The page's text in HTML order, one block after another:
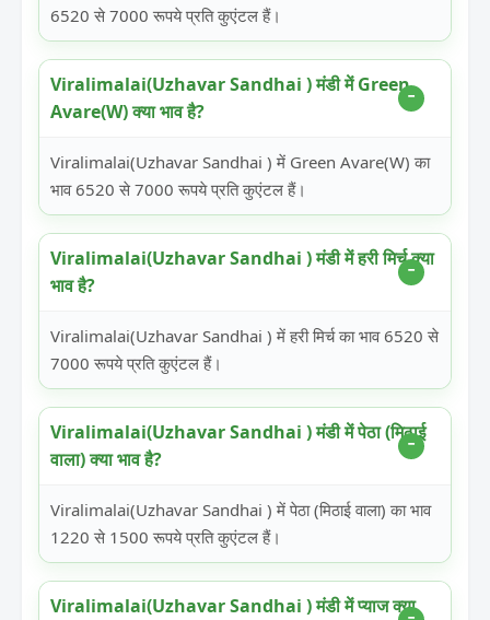
6520 से 7000 रूपये प्रति कुएंटल हैं।
Viralimalai(Uzhavar Sandhai ) मंडी में Green
Avare(W) क्या भाव है?
Viralimalai(Uzhavar Sandhai ) में Green Avare(W) का
भाव 6520 से 7000 रूपये प्रति कुएंटल हैं।
Viralimalai(Uzhavar Sandhai ) मंडी में हरी मिर्च क्या
भाव है?
Viralimalai(Uzhavar Sandhai ) में हरी मिर्च का भाव 6520 से
7000 रूपये प्रति कुएंटल हैं।
Viralimalai(Uzhavar Sandhai ) मंडी में पेठा (मिठाई
वाला) क्या भाव है?
Viralimalai(Uzhavar Sandhai ) में पेठा (मिठाई वाला) का भाव
1220 से 1500 रूपये प्रति कुएंटल हैं।
Viralimalai(Uzhavar Sandhai ) मंडी में प्याज क्या